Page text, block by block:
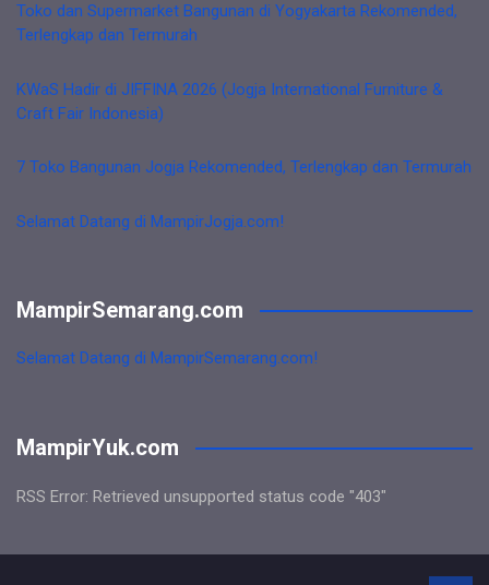
Toko dan Supermarket Bangunan di Yogyakarta Rekomended,
Terlengkap dan Termurah
KWaS Hadir di JIFFINA 2026 (Jogja International Furniture &
Craft Fair Indonesia)
7 Toko Bangunan Jogja Rekomended, Terlengkap dan Termurah
Selamat Datang di MampirJogja.com!
MampirSemarang.com
Selamat Datang di MampirSemarang.com!
MampirYuk.com
RSS Error: Retrieved unsupported status code "403"